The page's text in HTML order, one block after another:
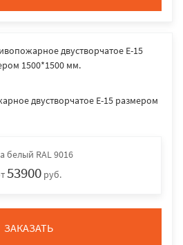
двустворчатое E-15 размером
белый RAL 9016
53900 руб.
ЗАКАЗАТЬ